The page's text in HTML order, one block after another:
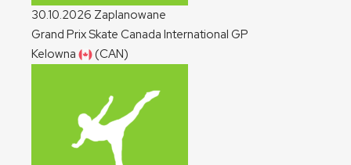
30.10.2026 Zaplanowane
Grand Prix Skate Canada International GP
Kelowna
(CAN)